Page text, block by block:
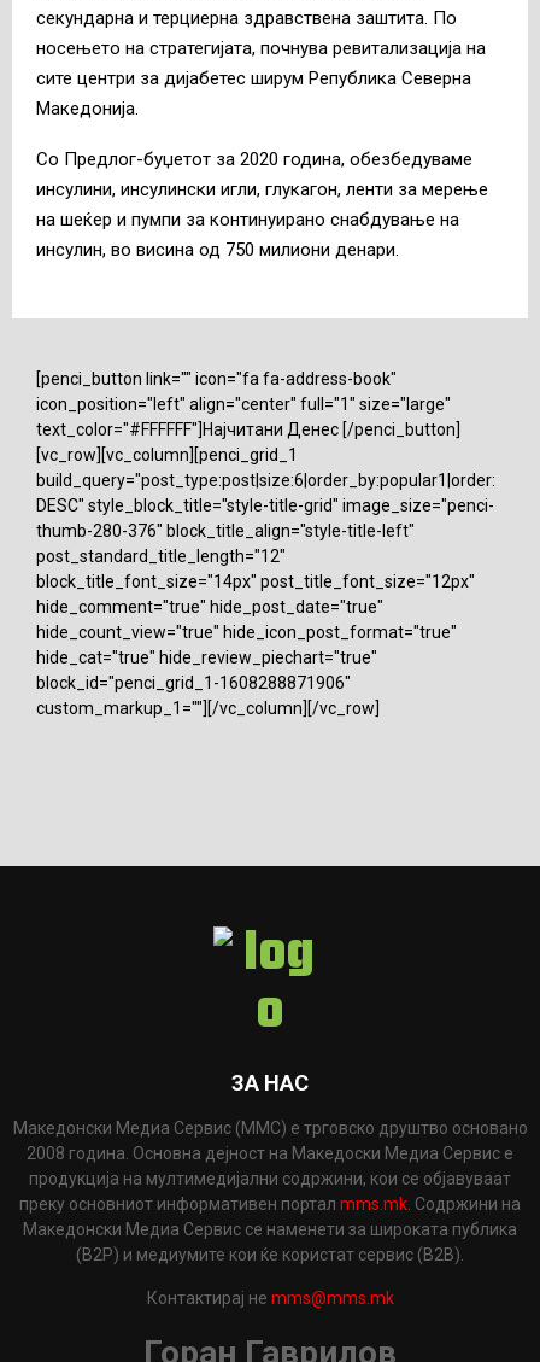
секундарна и терциерна здравствена заштита. По
носењето на стратегијата, почнува ревитализација на
сите центри за дијабетес ширум Република Северна
Македонија.
Со Предлог-буџетот за 2020 година, обезбедуваме
инсулини, инсулински игли, глукагон, ленти за мерење
на шеќер и пумпи за континуирано снабдување на
инсулин, во висина од 750 милиони денари.
[penci_button link="" icon="fa fa-address-book"
icon_position="left" align="center" full="1" size="large"
text_color="#FFFFFF"]Најчитани Денес [/penci_button]
[vc_row][vc_column][penci_grid_1
build_query="post_type:post|size:6|order_by:popular1|order:
DESC" style_block_title="style-title-grid" image_size="penci-
thumb-280-376" block_title_align="style-title-left"
post_standard_title_length="12"
block_title_font_size="14px" post_title_font_size="12px"
hide_comment="true" hide_post_date="true"
hide_count_view="true" hide_icon_post_format="true"
hide_cat="true" hide_review_piechart="true"
block_id="penci_grid_1-1608288871906"
custom_markup_1=""][/vc_column][/vc_row]
ЗА НАС
Македонски Медиа Сервис (ММС) е трговско друштво основано
2008 година. Основна дејност на Македоски Медиа Сервис е
продукција на мултимедијални содржини, кои се објавуваат
преку основниот информативен портал mms.mk . Содржини на
Македонски Медиа Сервис се наменети за широката публика
(B2P) и медиумите кои ќе користат сервис (B2B).
Контактирај не mms@mms.mk
Горан Гаврилов